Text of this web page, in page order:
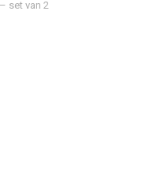
set van 2